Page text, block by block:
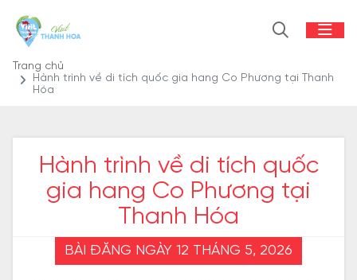
Trang chủ
Hành trình về di tích quốc gia hang Co Phương tại Thanh
Hóa
Hành trình về di tích quốc
gia hang Co Phương tại
Thanh Hóa
BÀI ĐĂNG NGÀY 12 THÁNG 5, 2026